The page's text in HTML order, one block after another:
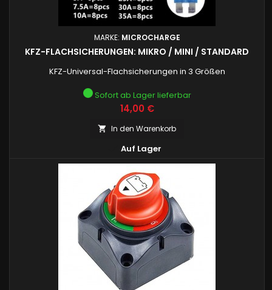
MARKE: MICROCHARGE
KFZ-FLACHSICHERUNGEN: MIKRO / MINI / STANDARD
KFZ-Universal-Flachsicherungen in 3 Größen
Sofort ab Lager lieferbar
Preis
14,00 €
 In den Warenkorb
Auf Lager